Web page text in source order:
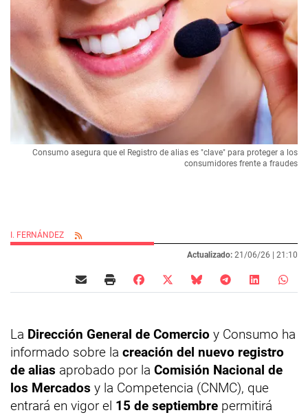
Consumo asegura que el Registro de alias es "clave" para proteger a los
consumidores frente a fraudes
I. FERNÁNDEZ
Actualizado: 21/06/26 | 21:10
La Dirección General de Comercio y Consumo ha
informado sobre la creación del nuevo registro
de alias aprobado por la Comisión Nacional de
los Mercados y la Competencia (CNMC), que
entrará en vigor el 15 de septiembre permitirá